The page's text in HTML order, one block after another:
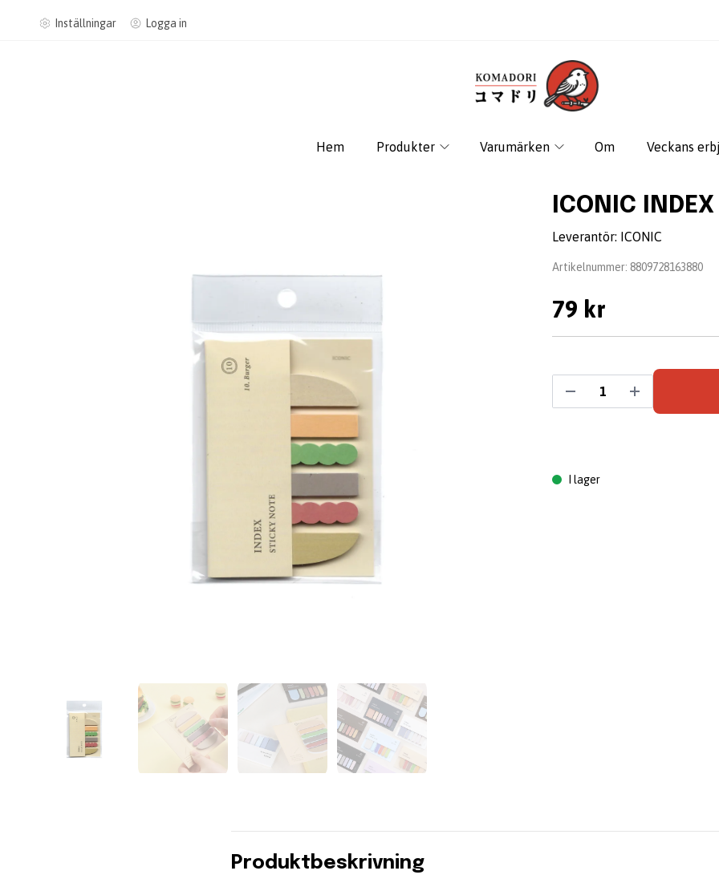
Inställningar Logga in
Hem Produkter Varumärken Om Veckans
ICONIC
Leverantör: ICONIC
Artikelnummer: 8809728163880
79 kr
I lager
Produktbeskrivning